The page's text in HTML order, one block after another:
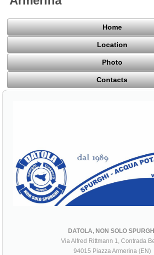
Home
Location
Photo
Contacts
DATOLA, NON SOLO
Via Alfred Rittmann 1, Contrada
94015 Piazza Armerina (EN)